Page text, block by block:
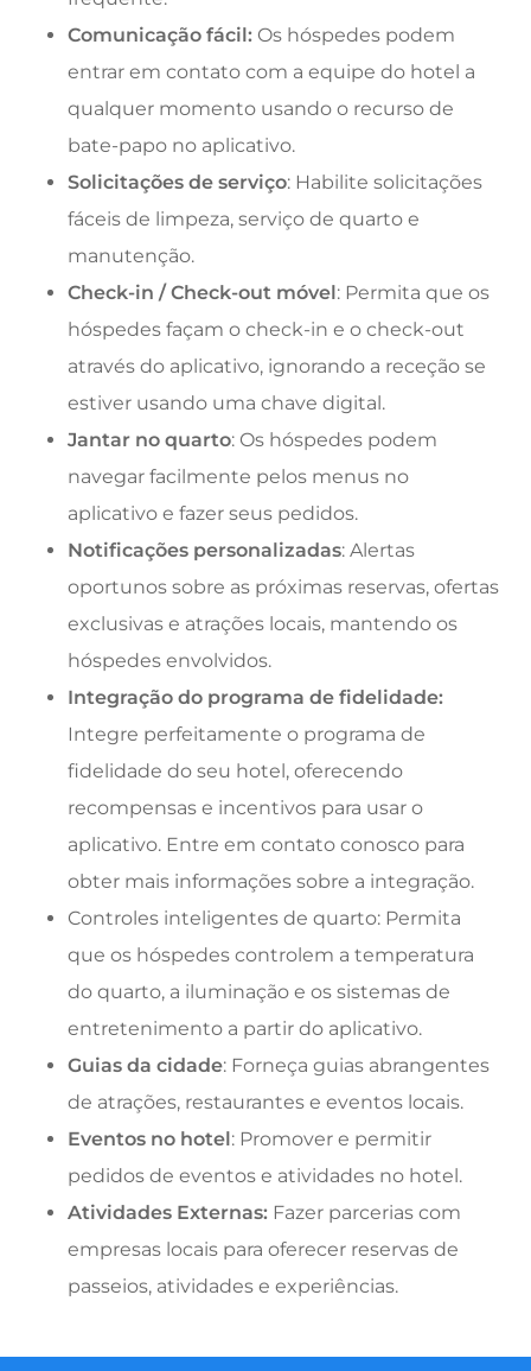
Comunicação fácil:Os hóspedes podem
entrar em contato com a equipe do hotel a
qualquer momento usando o recurso de
bate-papo no aplicativo.
Solicitações de serviço: Habilite solicitações
fáceis de limpeza, serviço de quarto e
manutenção.
Check-in / Check-out móvel : Permita que os
hóspedes façam o check-in e o check-out
através do aplicativo, ignorando a receção se
estiver usando uma chave digital.
Jantar no quarto: Os hóspedes podem
navegar facilmente pelos menus no
aplicativo e fazer seus pedidos.
Notificações personalizadas: Alertas
oportunos sobre as próximas reservas, ofertas
exclusivas e atrações locais, mantendo os
hóspedes envolvidos.
Integração do programa de fidelidade:
Integre perfeitamente o programa de
fidelidade do seu hotel, oferecendo
recompensas e incentivos para usar o
aplicativo. Entre em contato conosco para
obter mais informações sobre a integração.
Controles inteligentes de quarto: Permita
que os hóspedes controlem a temperatura
do quarto, a iluminação e os sistemas de
entretenimento a partir do aplicativo.
Guias da cidade: Forneça guias abrangentes
de atrações, restaurantes e eventos locais.
Eventos no hotel : Promover e permitir
pedidos de eventos e atividades no hotel.
Atividades Externas:Fazer parcerias com
empresas locais para oferecer reservas de
passeios, atividades e experiências.